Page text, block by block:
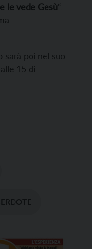
le vede Gesù“,
sarà poi nel suo
15 di